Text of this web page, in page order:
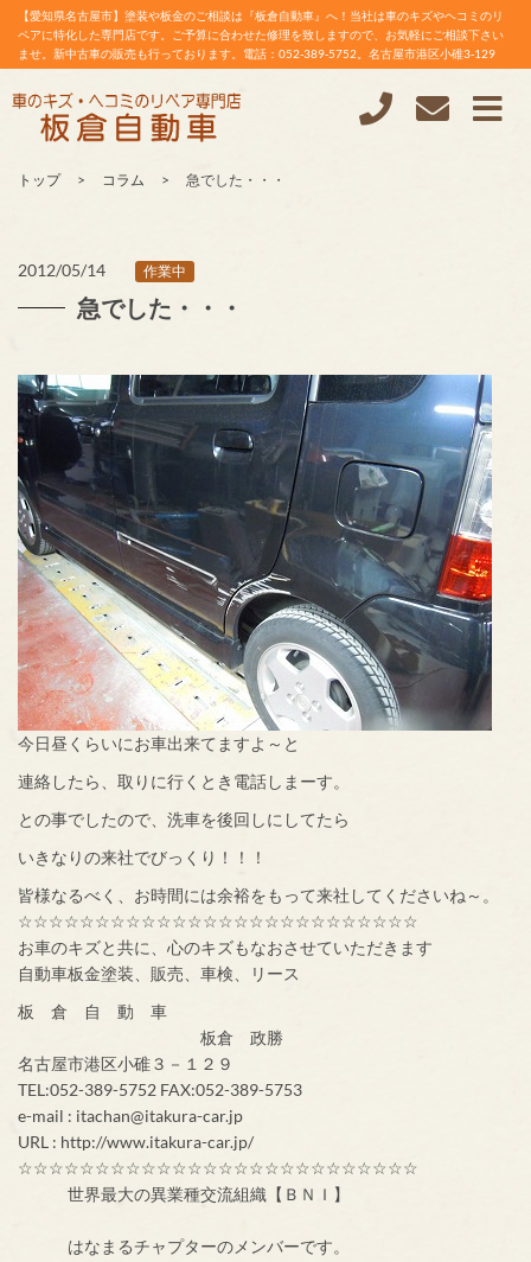
【愛知県名古屋市】塗装や板金のご相談は『板倉自動車』へ！当社は車のキズやヘコミのリ
ペアに特化した専門店です。ご予算に合わせた修理を致しますので、お気軽にご相談下さい
ませ。新中古車の販売も行っております。電話：052-389-5752。名古屋市港区小碓3-129
トップ コラム 急でした・・・
2012/05/14 作業中
急でした・・・
今日昼くらいにお車出来てますよ～と
連絡したら、取りに行くとき電話しまーす。
との事でしたので、洗車を後回しにしてたら
いきなりの来社でびっくり！！！
皆様なるべく、お時間には余裕をもって来社してくださいね～。
☆☆☆☆☆☆☆☆☆☆☆☆☆☆☆☆☆☆☆☆☆☆☆☆☆☆
お車のキズと共に、心のキズもなおさせていただきます
自動車板金塗装、販売、車検、リース
板 倉 自 動 車
板倉 政勝
名古屋市港区小碓３－１２９
TEL:052-389-5752 FAX:052-389-5753
e-mail : itachan@itakura-car.jp
URL : http://www.itakura-car.jp/
☆☆☆☆☆☆☆☆☆☆☆☆☆☆☆☆☆☆☆☆☆☆☆☆☆☆
世界最大の異業種交流組織【ＢＮＩ】
はなまるチャプターのメンバーです。